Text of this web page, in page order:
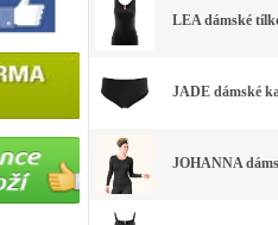
LEA dámské
JADE dámské
JOHANNA